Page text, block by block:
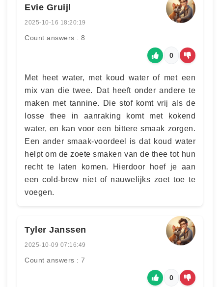
Evie Gruijl
2025-10-16 18:20:19
Count answers : 8
0
Met heet water, met koud water of met een
mix van die twee. Dat heeft onder andere te
maken met tannine. Die stof komt vrij als de
losse thee in aanraking komt met kokend
water, en kan voor een bittere smaak zorgen.
Een ander smaak-voordeel is dat koud water
helpt om de zoete smaken van de thee tot hun
recht te laten komen. Hierdoor hoef je aan
een cold-brew niet of nauwelijks zoet toe te
voegen.
Tyler Janssen
2025-10-09 07:16:49
Count answers : 7
0